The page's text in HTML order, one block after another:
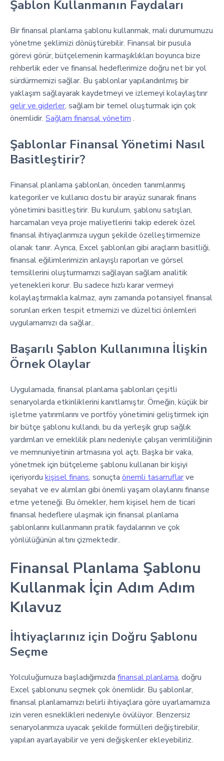
Şablon Kullanmanın Faydaları
Bir finansal planlama şablonu kullanmak, mali durumumuzu
yönetme şeklimizi dönüştürebilir. Finansal bir pusula
görevi görür, bütçelemenin karmaşıklıkları boyunca bize
rehberlik eder ve finansal hedeflerimize doğru net bir yol
sürdürmemizi sağlar. Bu şablonlar yapılandırılmış bir
yaklaşım sağlayarak kaydetmeyi ve izlemeyi kolaylaştırır
gelir ve giderler, sağlam bir temel oluşturmak için çok
önemlidir. Sağlam finansal yönetim .
Şablonlar Finansal Yönetimi Nasıl
Basitleştirir?
Finansal planlama şablonları, önceden tanımlanmış
kategoriler ve kullanıcı dostu bir arayüz sunarak finans
yönetimini basitleştirir. Bu kurulum, şablonu satışları,
harcamaları veya proje maliyetlerini takip ederek özel
finansal ihtiyaçlarımıza uygun şekilde özelleştirmemize
olanak tanır. Ayrıca, Excel şablonları gibi araçların basitliği,
finansal eğilimlerimizin anlayışlı raporları ve görsel
temsillerini oluşturmamızı sağlayan sağlam analitik
yetenekleri korur. Bu sadece hızlı karar vermeyi
kolaylaştırmakla kalmaz, aynı zamanda potansiyel finansal
sorunları erken tespit etmemizi ve düzeltici önlemleri
uygulamamızı da sağlar..
Başarılı Şablon Kullanımına İlişkin
Örnek Olaylar
Uygulamada, finansal planlama şablonları çeşitli
senaryolarda etkinliklerini kanıtlamıştır. Örneğin, küçük bir
işletme yatırımlarını ve portföy yönetimini geliştirmek için
bir bütçe şablonu kullandı, bu da yerleşik grup sağlık
yardımları ve emeklilik planı nedeniyle çalışan verimliliğinin
ve memnuniyetinin artmasına yol açtı. Başka bir vaka,
yönetmek için bütçeleme şablonu kullanan bir kişiyi
içeriyordu kişisel finans, sonuçta önemli tasarruflarve
seyahat ve ev alımları gibi önemli yaşam olaylarını finanse
etme yeteneği. Bu örnekler, hem kişisel hem de ticari
finansal hedeflere ulaşmak için finansal planlama
şablonlarını kullanmanın pratik faydalarının ve çok
yönlülüğünün altını çizmektedir..
Finansal Planlama Şablonu
Kullanmak İçin Adım Adım
Kılavuz
İhtiyaçlarınız için Doğru Şablonu
Seçme
Yolculuğumuza başladığımızda finansal planlama, doğru
Excel şablonunu seçmek çok önemlidir. Bu şablonlar,
finansal planlamamızı belirli ihtiyaçlara göre uyarlamamıza
izin veren esneklikleri nedeniyle övülüyor. Benzersiz
senaryolarımıza uyacak şekilde formülleri değiştirebilir,
yapıları ayarlayabilir ve yeni değişkenler ekleyebiliriz.